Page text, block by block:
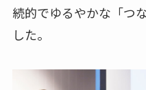
続的でゆるやかな「つ
した。